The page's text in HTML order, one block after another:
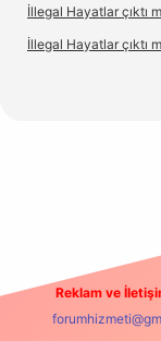
İllegal Hayatlar çıktı
İllegal Hayatlar çıktı
Reklam ve